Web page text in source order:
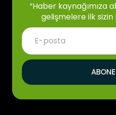
“Haber kaynağımıza
gelişmelere ilk sizin